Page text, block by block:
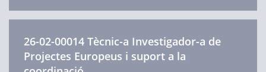
26-02-00014 Tècnic-a Investigador-a de
Projectes Europeus i suport a la